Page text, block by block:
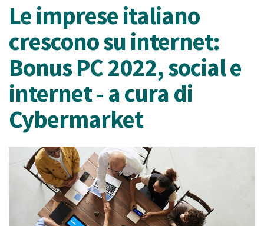
Le imprese italiano
crescono su internet:
Bonus PC 2022, social e
internet - a cura di
Cybermarket